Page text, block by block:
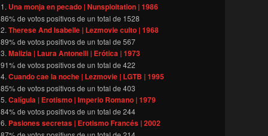
Una monja en pecado | Nunsploitation | 1986
86% de votos positivos de un total de 1528
Therese And Isabelle | Lezmovie culto | 1968
89% de votos positivos de un total de567
Malizia | Laura Antonelli | Erótica | 1973
91% de votos positivos de un total de422
Cuando cae la noche | Lezmovie | LGTB | 1995
85% de votos positivos de un total de403
Calígula | Erotismo | Imperio Romano | 1979
84% de votos positivos de un total de244
Pasiones secretas | Erotismo Francés | 2002